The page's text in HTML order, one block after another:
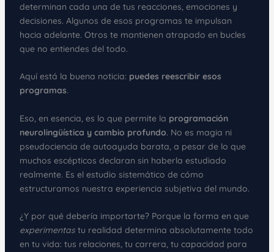
determinan cada una de tus reacciones, emociones y
decisiones. Algunos de esos programas te impulsan
hacia adelante. Otros te mantienen atrapado en bucles
que no entiendes del todo.
Aquí está la buena noticia: puedes reescribir esos
programas.
Eso, en esencia, es lo que permite la programación
neurolingüística y cambio profundo. No es magia ni
pseudociencia de autoayuda barata, a pesar de lo que
muchos escépticos declaran sin haberla estudiado
realmente. Es el estudio sistemático de cómo
estructuramos nuestra experiencia subjetiva del mundo.
¿Y por qué debería importarte? Porque la forma en que
experimentastu realidad determina absolutamente todo
en tu vida: tus relaciones, tu carrera, tu capacidad para